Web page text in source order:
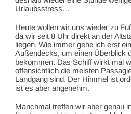
Urlaubsstress…
Heute wollen wir uns wieder zu
da wir seit 8 Uhr direkt an der
liegen. Wie immer gehe ich erst
Außendecks, um einen Überblick
bekommen. Das Schiff wirkt mal
offensichtlich die meisten
Landgang sind. Der Himmel ist
ist es aber angenehm.
Manchmal treffen wir aber genau